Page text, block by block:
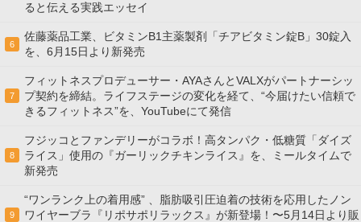
ると伝える実践エッセイ
6
佐藤薬品工業、ビタミンB1主薬製剤「チアビタミン錠B」30錠入
を、6月15日より新発売
7
フィットネスプロデューサー・AYAさんとVALXがパートナーシッ
プ契約を締結。ライフステージの変化を経て、“今届けたい信頼で
きるフィットネス”を、YouTubeにて発信
8
フジッコとファンデリーがコラボ！高タンパク・低糖質「ダイズ
ライス」使用の『ガーリックチキンライス』を、ミールタイムで
新発売
9
“ワンランク上の着用感” 、脂肪吸引圧迫着の技術を応用したノン
ワイヤーブラ『リポサポリラックス』が新登場！〜5月14日より販